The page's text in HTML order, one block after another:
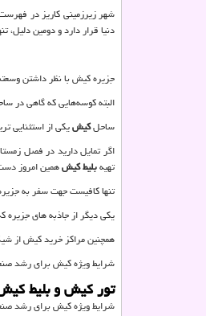
شهر زیرزمینی کاریز در
دنیا قرار دارد و دومین
جزیره کیش با نظر داشتن
البته کوسه‌هایی که گاهی در
ساحلکیشیکی از استثنایی
اگر تمایل دارید در فصل
تهیهبلیط کیشهمین امروز
تنها کافیست جهت سفر به
یکی دیگر از جاذبه های
همچنین مراکز خرید کیش از
شرایط ویژه كيش برای رشد
تور کیش و بلیط
شرایط ویژه كيش برای رشد